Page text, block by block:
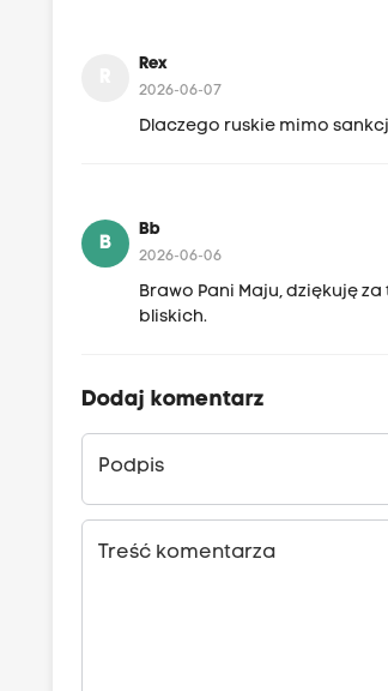
Rex
2026-06-07
Dlaczego ruskie mimo
B
Bb
2026-06-06
Brawo Pani Maju, dziękuję
bliskich.
Dodaj komentarz
Podpis
Treść komentarza